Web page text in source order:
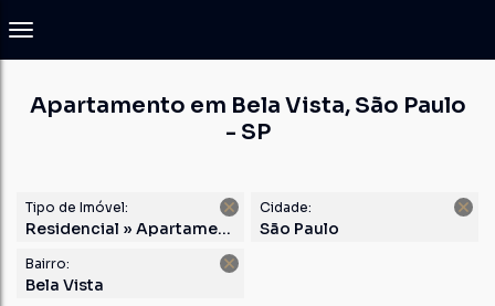
Apartamento em Bela Vista, São Paulo
- SP
Tipo de Imóvel:
Residencial » Apartamento
Cidade:
São Paulo
Bairro:
Bela Vista